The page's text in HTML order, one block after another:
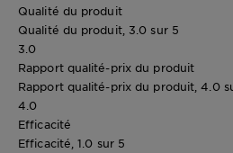
Qualité du produit
Qualité du produit, 3.0 sur 5
3.0
Rapport qualité-prix du produit
Rapport qualité-prix du produit, 4.0
4.0
Efficacité
Efficacité, 1.0 sur 5